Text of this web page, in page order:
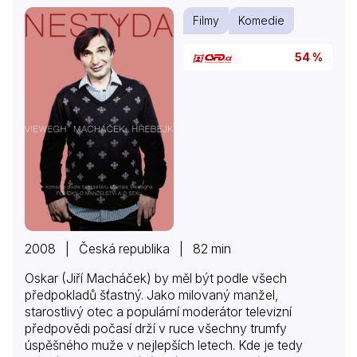
personál v čele s generálkou Elsou . Během večeře
začíná houstnout atmosféra, jak dochází
k odhalování tajemství jednotlivých hostů
a šéfkuchař Slowik servíruje jeden nečekaný chod za
druhým. S přibývajícími dramatickými a násilnými
událostmi Slowik hosty čím dál tím víc znervózňuje,
jelikož je stále…
Filmy Komedie
54 %
2008 | Česká republika | 82 min
Oskar (Jiří Macháček) by měl být podle všech
předpokladů šťastný. Jako milovaný manžel,
starostlivý otec a populární moderátor televizní
předpovědi počasí drží v ruce všechny trumfy
úspěšného muže v nejlepších letech. Kde je tedy